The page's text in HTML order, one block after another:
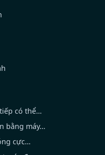
có thể…
bằng máy…
cực…